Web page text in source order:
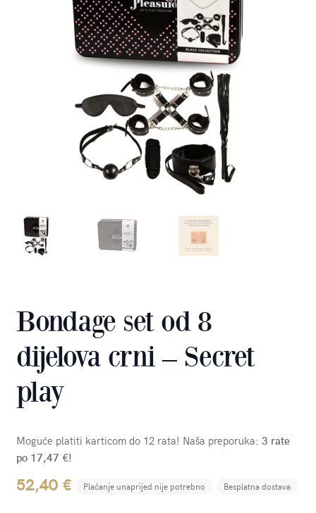
Bondage set od 8
dijelova crni – Secret
play
Moguće platiti karticom do 12 rata! Naša preporuka: 3 rate
po 17,47 €!
52,40 € Plaćanje unaprijed nije potrebno Besplatna dostava